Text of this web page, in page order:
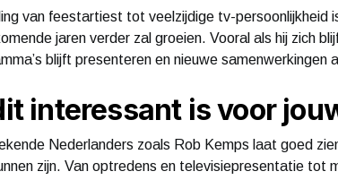
van feestartiest tot veelzijdige tv-persoonlijkheid
jaren verder zal groeien. Vooral als hij zich
blijft presenteren en nieuwe samenwerkingen
interessant is voor
Nederlanders zoals Rob Kemps laat goed
zijn. Van optredens en televisiepresentatie tot